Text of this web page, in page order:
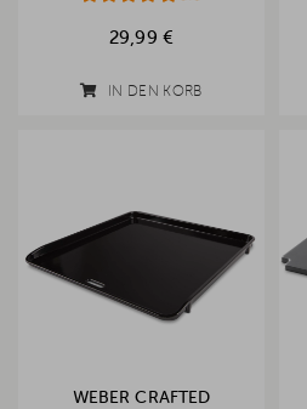
29,99 €
IN DEN KORB
WEBER CRAFTED